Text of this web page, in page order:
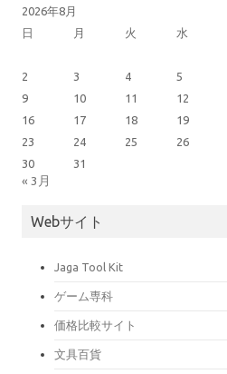
2026年8月
日
月 火 水
2
3 4 5
9
10 11 12
16
17 18 19
23
24 25 26
30
31
« 3月
Webサイト
Jaga Tool Kit
ゲーム専科
価格比較サイト
文具百貨